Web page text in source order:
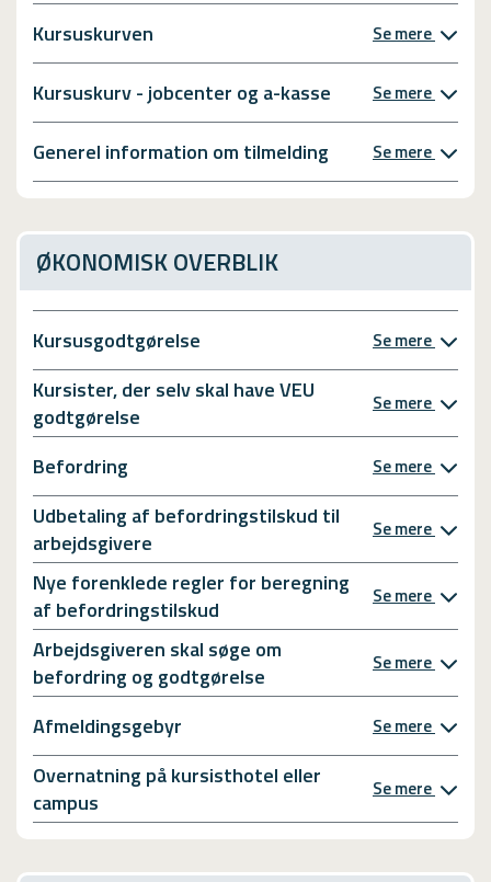
Kursuskurven Se mere
Kursuskurv - jobcenter og a-kasse Se mere
Generel information om tilmelding Se mere
ØKONOMISK OVERBLIK
Kursusgodtgørelse Se mere
Kursister, der selv skal have VEU
godtgørelse
Se mere
Befordring Se mere
Udbetaling af befordringstilskud til
arbejdsgivere
Se mere
Nye forenklede regler for beregning
af befordringstilskud
Se mere
Arbejdsgiveren skal søge om
befordring og godtgørelse
Se mere
Afmeldingsgebyr Se mere
Overnatning på kursisthotel eller
campus
Se mere